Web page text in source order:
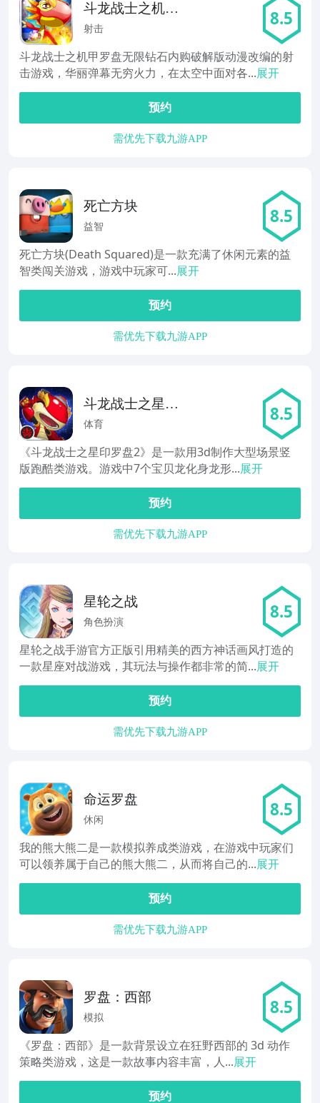
斗龙战士之机甲
罗盘
射击 8.5
斗龙战士之机甲罗盘无限钻石内购破解版动漫改编的射
击游戏，华丽弹幕无穷火力，在太空中面对各...展开
预约
需优先下载九游APP
死亡方块
益智 8.5
死亡方块(Death Squared)是一款充满了休闲元素的益
智类闯关游戏，游戏中玩家可...展开
预约
需优先下载九游APP
斗龙战士之星印
罗盘2
体育 8.5
《斗龙战士之星印罗盘2》是一款用3d制作大型场景竖
版跑酷类游戏。游戏中7个宝贝龙化身龙形...展开
预约
需优先下载九游APP
星轮之战
角色扮演 8.5
星轮之战手游官方正版引用精美的西方神话画风打造的
一款星座对战游戏，其玩法与操作都非常的简...展开
预约
需优先下载九游APP
命运罗盘
休闲 8.5
我的熊大熊二是一款模拟养成类游戏，在游戏中玩家们
可以领养属于自己的熊大熊二，从而将自己的...展开
预约
需优先下载九游APP
罗盘：西部
模拟 8.5
《罗盘：西部》是一款背景设立在狂野西部的 3d 动作
策略类游戏，这是一款故事内容丰富，人...展开
预约